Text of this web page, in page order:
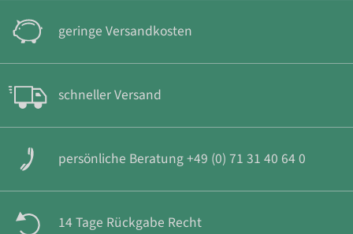
geringe Versandkosten
schneller Versand
persönliche Beratung +49 (0) 71 31 40 64 0
14 Tage Rückgabe Recht